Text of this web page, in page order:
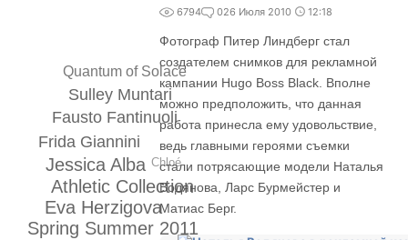
Spring Summer 2011
Eva Herzigova
Athletic Collection
Jessica Alba
Frida Giannini
Fausto Fantinuoli
Sulley Muntari
Quantum of Solace
Chloé
6794 026 Июля 2010 12:18
Фотограф Питер Линдберг стал
создателем снимков для рекламной
кампании Hugo Boss Black. Вполне
можно предположить, что данная
работа принесла ему удовольствие,
ведь главными героями съемки
стали потрясающие модели Наталья
Водянова, Ларс Бурмейстер и
Матиас Берг.